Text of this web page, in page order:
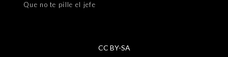
Que no te pille el jefe
CC BY-SA